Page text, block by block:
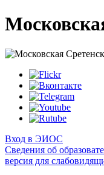
Вход в ЭИОС
Сведения об
версия для